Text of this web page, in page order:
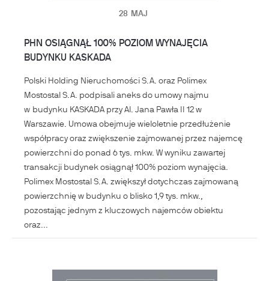
28 MAJ
PHN OSIĄGNĄŁ 100% POZIOM WYNAJĘCIA
BUDYNKU KASKADA
Polski Holding Nieruchomości S.A. oraz Polimex
Mostostal S.A. podpisali aneks do umowy najmu
w budynku KASKADA przy Al. Jana Pawła II 12 w
Warszawie. Umowa obejmuje wieloletnie przedłużenie
współpracy oraz zwiększenie zajmowanej przez najemcę
powierzchni do ponad 6 tys. mkw. W wyniku zawartej
transakcji budynek osiągnął 100% poziom wynajęcia.
Polimex Mostostal S.A. zwiększył dotychczas zajmowaną
powierzchnię w budynku o blisko 1,9 tys. mkw.,
pozostając jednym z kluczowych najemców obiektu
oraz...